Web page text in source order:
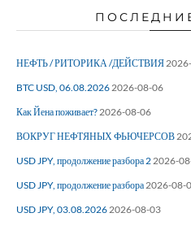
НЕФТЬ / РИТОРИКА /ДЕЙСТВИЯ
BTC USD, 06.08.2026 2026-08-06
Как Йена поживает? 2026-08-06
ВОКРУГ НЕФТЯНЫХ ФЬЮЧЕРСОВ
USD JPY, продолжение разбора 2 2026-
USD JPY, продолжение разбора 2026-08-
USD JPY, 03.08.2026 2026-08-03